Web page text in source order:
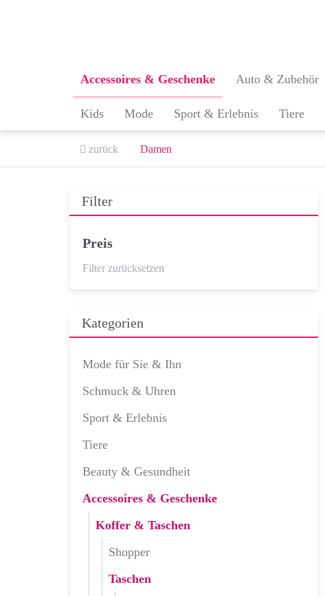
Accessoires & Geschenke Auto & Zubehör
Kids Mode Sport & Erlebnis Tiere
zurück Damen
Filter
Preis
Filter zurücksetzen
Kategorien
Mode für Sie & Ihn
Schmuck & Uhren
Sport & Erlebnis
Tiere
Beauty & Gesundheit
Accessoires & Geschenke
Koffer & Taschen
Shopper
Taschen